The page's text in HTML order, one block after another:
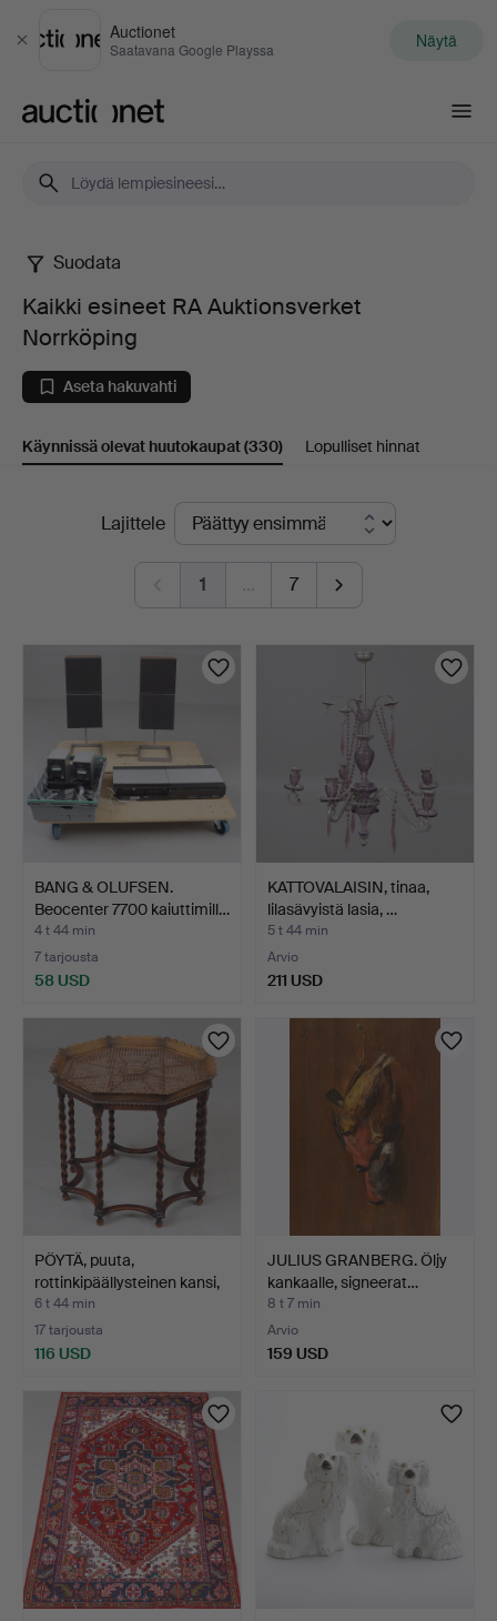
Sulje
Auctionet
Saatavana Google Playssa Näytä
Kaikki
esineet
RA
Auktionsverket
Suodata
Kaikki esineet RA Auktionsverket
Norrköping
Aseta hakuvahti
Käynnissä olevat huutokaupat(330) Lopulliset hinnat
Käynnissä
huutokaupat
Lajittele
1 … 7
BANG & OLUFSEN.
Beocenter 7700 kaiuttimill…
4 t 44 min
7 tarjousta
58 USD
KATTOVALAISIN, tinaa,
lilasävyistä lasia, …
5 t 44 min
Arvio
211 USD
PÖYTÄ, puuta,
rottinkipäällysteinen kansi,
…
6 t 44 min
17 tarjousta
116 USD
JULIUS GRANBERG. Öljy
kankaalle, signeerat…
8 t 7 min
Arvio
159 USD